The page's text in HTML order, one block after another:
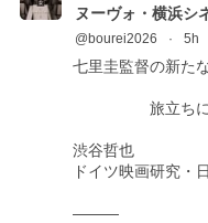
ヌーヴォ・横浜シ
@bourei2026 · 5h
七里圭監督の新た
旅立ちに
渋谷哲也
ドイツ映画研究・
―――